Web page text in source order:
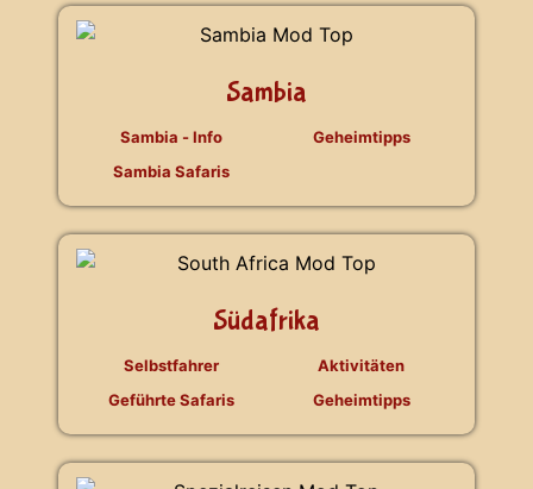
Sambia
Sambia - Info
Sambia Safaris
Geheimtipps
Südafrika
Selbstfahrer
Geführte Safaris
Aktivitäten
Geheimtipps